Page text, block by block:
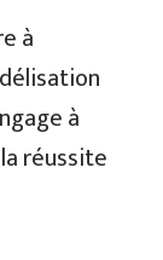
à
à
réussite